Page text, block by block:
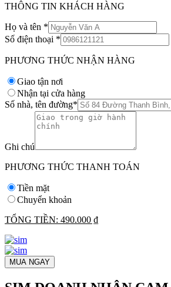
THÔNG TIN KHÁCH HÀNG
Họ và tên *
Số điện thoại *
PHƯƠNG THỨC NHẬN HÀNG
Giao tận nơi
Nhận tại cửa hàng
Số nhà, tên đường*
Ghi chú
PHƯƠNG THỨC THANH TOÁN
Tiền mặt
Chuyển khoản
TỔNG TIỀN: 490.000 ₫
MUA NGAY